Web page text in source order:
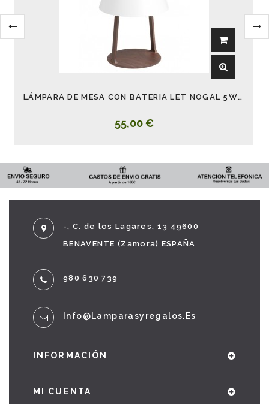
LÁMPARA DE MESA CON BATERIA LET NOGAL 5W 3000K
55,00 €
-, C. de los Lagares, 13 49600
BENAVENTE (Zamora) ESPAÑA
980 630 739
Info@lamparasyregalos.es
INFORMACIÓN
MI CUENTA